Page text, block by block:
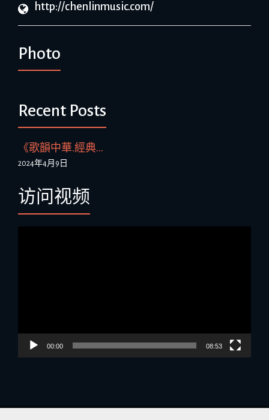
http://chenlinmusic.com/
Photo
Recent Posts
《歌韻中華.經典...
2024年4月9日
访问视频
00:00 08:53